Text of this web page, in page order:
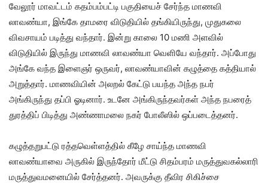
வேலூர் மாவட்டம் கதம்பம்பட்டி பகுதியைச் சேர்ந்த மாணவி
லாவண்யா, இங்கே தாமரை விடுதியில் தங்கியிருந்து, முதுகலை
விவசாயம் படித்து வந்தார். இன்று காலை 10 மணி அளவில்
விடுதியில் இருந்து மாணவி லாவண்யா வெளியே வந்தார். அப்போது
அங்கே வந்த இளைஞர் ஒருவர், லாவண்யாவின் கழுத்தை கத்தியால்
அறுத்தார். மாணவியின் அலறல் கேட்டு பயந்த அந்த நபர்
அங்கிருந்து தப்பி ஓடினார். உடனே அங்கிருந்தவர்கள் அந்த நபரைத்
துரத்திப் பிடித்து அண்ணாமலை நகர் போலீஸில் ஒப்படைத்தனர்.
கழுத்தறுபட்டு ரத்தவெள்ளத்தில் கீழே சாய்ந்த மாணவி
லாவண்யாவை அருகில் இருந்தோர் மீட்டு சிதம்பரம் மருத்துவகல்லாரி
மருத்துவமனையில் சேர்த்தனர். அவருக்கு தீவிர சிகிச்சை